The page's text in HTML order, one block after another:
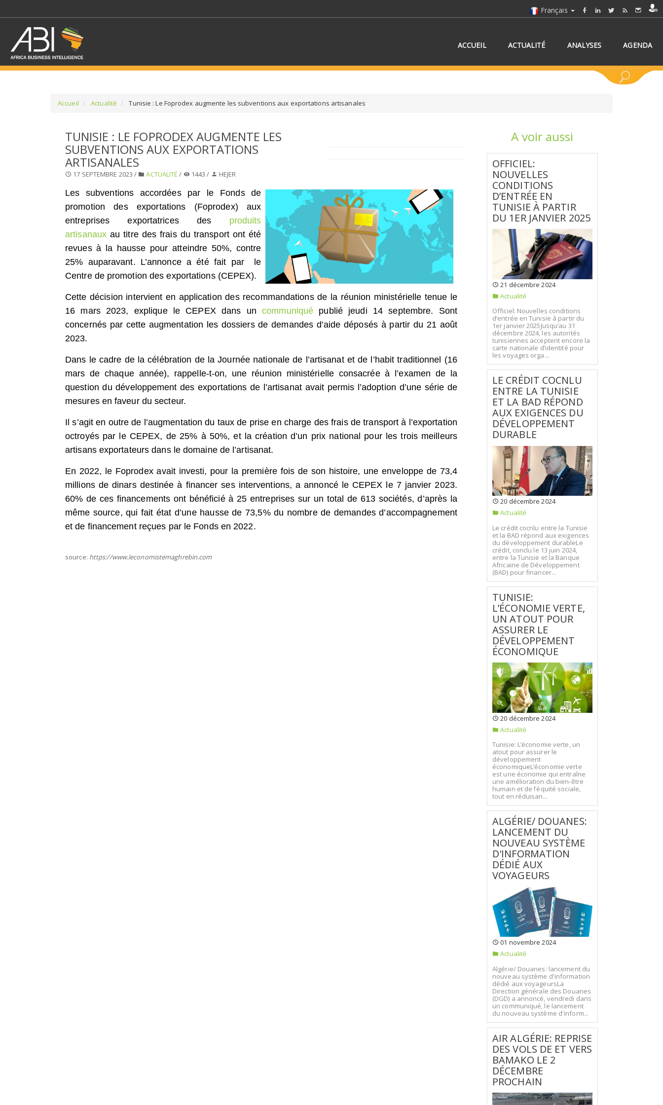
Français
ACCUEIL ACTUALITÉ ANALYSES AGENDA
SELECTIONNEZ UNE SECTION SÉLECTIONNEZ UN/DES PAYS
Accueil Actualité Tunisie : Le Foprodex augmente les subventions aux exportations artisanales
TUNISIE : LE FOPRODEX AUGMENTE LES
SUBVENTIONS AUX EXPORTATIONS
ARTISANALES
17 SEPTEMBRE 2023 / ACTUALITÉ / 1443 / HEJER
Les subventions accordées par le Fonds de
promotion des exportations (Foprodex) aux
entreprises exportatrices des produits
artisanaux au titre des frais du transport ont été
revues à la hausse pour atteindre 50%, contre
25% auparavant. L’annonce a été fait par le
Centre de promotion des exportations (CEPEX).
Cette décision intervient en application des recommandations de la réunion ministérielle tenue le
16 mars 2023, explique le CEPEX dans un
communiqué publié jeudi 14 septembre. Sont
concernés par cette augmentation les dossiers de demandes d’aide déposés à partir du 21 août
2023.
Dans le cadre de la célébration de la Journée nationale de l’artisanat et de l’habit traditionnel (16
mars de chaque année), rappelle-t-on, une réunion ministérielle consacrée à l’examen de la
question du développement des exportations de l’artisanat avait permis l’adoption d’une série de
mesures en faveur du secteur.
Il s’agit en outre de l’augmentation du taux de prise en charge des frais de transport à l’exportation
octroyés par le CEPEX, de 25% à 50%, et la création d’un prix national pour les trois meilleurs
artisans exportateurs dans le domaine de l’artisanat.
En 2022, le Foprodex avait investi, pour la première fois de son histoire, une enveloppe de 73,4
millions de dinars destinée à financer ses interventions, a annoncé le CEPEX le 7 janvier 2023.
60% de ces financements ont bénéficié à 25 entreprises sur un total de 613 sociétés, d’après la
même source, qui fait état d’une hausse de 73,5% du nombre de demandes d’accompagnement
et de financement reçues par le Fonds en 2022.
source: https://www.leconomistemaghrebin.com
A voir aussi
OFFICIEL:
NOUVELLES
CONDITIONS
D’ENTRÉE EN
TUNISIE À PARTIR
DU 1ER JANVIER 2025
21 décembre 2024
Actualité
Officiel: Nouvelles conditions
d’entrée en Tunisie à partir du
1er janvier 2025Jusqu’au 31
décembre 2024, les autorités
tunisiennes acceptent encore la
carte nationale d’identité pour
les voyages orga...
LE CRÉDIT COCNLU
ENTRE LA TUNISIE
ET LA BAD RÉPOND
AUX EXIGENCES DU
DÉVELOPPEMENT
DURABLE
20 décembre 2024
Actualité
Le crédit cocnlu entre la Tunisie
et la BAD répond aux exigences
du développement durableLe
crédit, conclu le 13 juin 2024,
entre la Tunisie et la Banque
Africaine de Développement
(BAD) pour financer...
TUNISIE:
L’ÉCONOMIE VERTE,
UN ATOUT POUR
ASSURER LE
DÉVELOPPEMENT
ÉCONOMIQUE
20 décembre 2024
Actualité
Tunisie: L’économie verte, un
atout pour assurer le
développement
économiqueL’économie verte
est une économie qui entraîne
une amélioration du bien-être
humain et de l’équité sociale,
tout en réduisan...
ALGÉRIE/ DOUANES:
LANCEMENT DU
NOUVEAU SYSTÈME
D'INFORMATION
DÉDIÉ AUX
VOYAGEURS
01 novembre 2024
Actualité
Algérie/ Douanes: lancement du
nouveau système d'information
dédié aux voyageursLa
Direction générale des Douanes
(DGD) a annoncé, vendredi dans
un communiqué, le lancement
du nouveau système d'inform...
AIR ALGÉRIE: REPRISE
DES VOLS DE ET VERS
BAMAKO LE 2
DÉCEMBRE
PROCHAIN